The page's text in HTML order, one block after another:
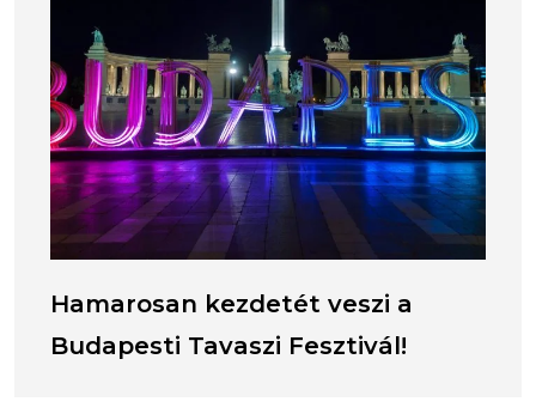
Hamarosan kezdetét veszi a
Budapesti Tavaszi Fesztivál!